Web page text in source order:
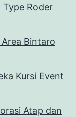
Type Roder
Bintaro
Kursi Event
Atap dan